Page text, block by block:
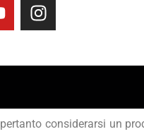
considerarsi un